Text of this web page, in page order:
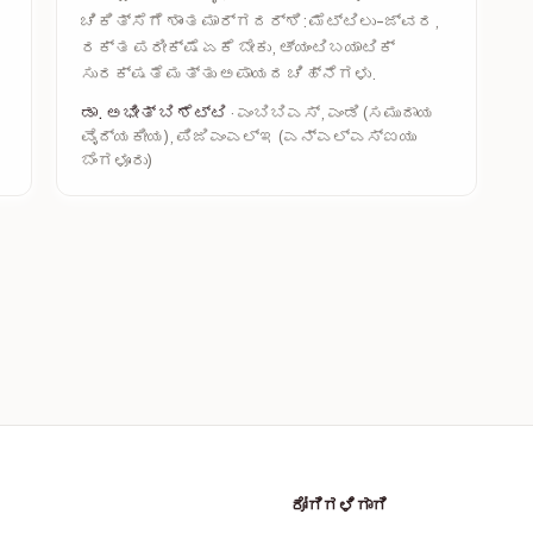
ಚಿಕಿತ್ಸೆಗೆ ಶಾಂತ ಮಾರ್ಗದರ್ಶಿ: ಮೆಟ್ಟಿಲು-ಜ್ವರ,
ರಕ್ತ ಪರೀಕ್ಷೆ ಏಕೆ ಬೇಕು, ಆ್ಯಂಟಿಬಯಾಟಿಕ್
ಸುರಕ್ಷತೆ ಮತ್ತು ಅಪಾಯದ ಚಿಹ್ನೆಗಳು.
ಡಾ. ಅಭೀತ್ ಬಿ ಶೆಟ್ಟಿ · ಎಂಬಿಬಿಎಸ್, ಎಂಡಿ (ಸಮುದಾಯ
ವೈದ್ಯಕೀಯ), ಪಿಜಿಎಂಎಲ್‌ಇ (ಎನ್‌ಎಲ್‌ಎಸ್‌ಐಯು
ಬೆಂಗಳೂರು)
ರೋಗಿಗಳಿಗಾಗಿ